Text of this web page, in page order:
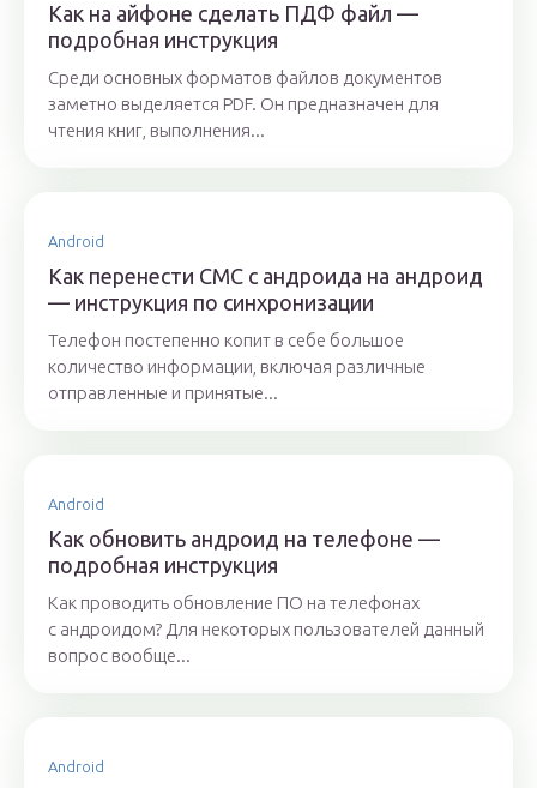
Как на айфоне сделать ПДФ файл —
подробная инструкция
Среди основных форматов файлов документов
заметно выделяется PDF. Он предназначен для
чтения книг, выполнения...
Android
Как перенести СМС с андроида на андроид
— инструкция по синхронизации
Телефон постепенно копит в себе большое
количество информации, включая различные
отправленные и принятые...
Android
Как обновить андроид на телефоне —
подробная инструкция
Как проводить обновление ПО на телефонах
с андроидом? Для некоторых пользователей данный
вопрос вообще...
Android